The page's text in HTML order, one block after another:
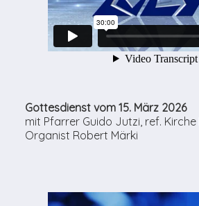
Gottesdienst vom 15. März 2026
mit Pfarrer Guido Jutzi, ref. Kirche
Organist Robert Märki